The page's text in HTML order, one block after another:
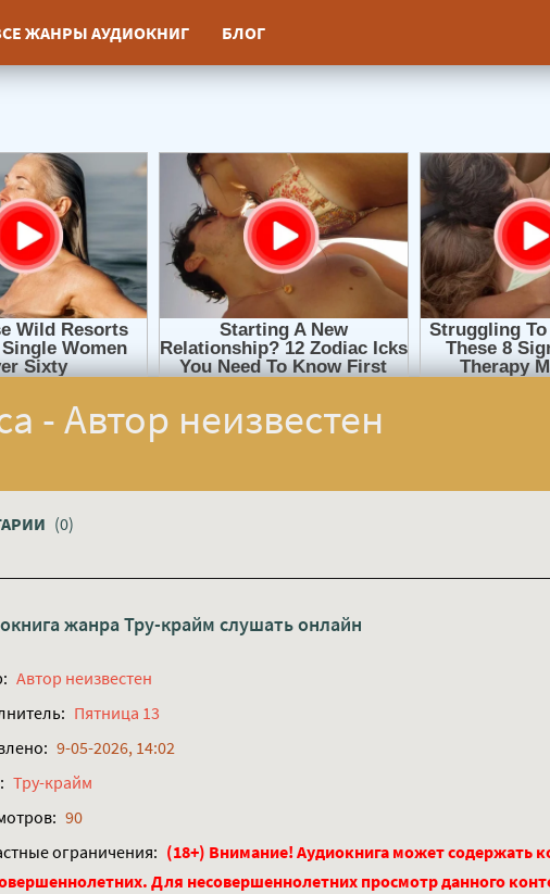
ЖАНРЫ АУДИОКНИГ БЛОГ
- Автор неизвестен
(0)
жанра Тру-крайм слушать онлайн
Автор неизвестен
Пятница 13
9-05-2026, 14:02
Тру-крайм
90
ограничения: (18+) Внимание! Аудиокнига может содержать
Для несовершеннолетних просмотр данного